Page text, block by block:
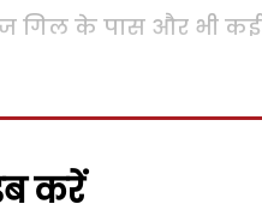
गिल के पास और भी कई
करें